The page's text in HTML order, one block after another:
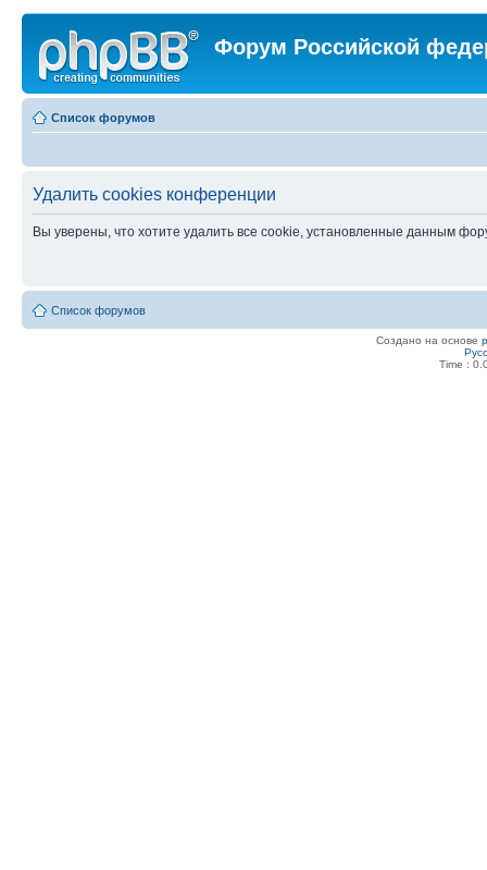
Форум Российской
Список форумов
Удалить cookies конференции
Вы уверены, что хотите удалить все cookie, установленные данным
Список форумов
Создано на основе
Time :